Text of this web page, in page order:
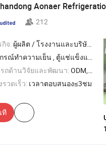
Aonaer
212
จ: ผู้ผลิต / โรงงานและบริษัทผู้ค้า
ความเย็น , ตู้แช่แข็งแบบ IQF , ตู้แช่แข็งแบบเกลียว , ห้องเย็น , ประตูห้องเย็น
ถด้านวิจัยและพัฒนา:ODM,OEM
วดเร็ว: เวลาตอบสนอง≤3ชม
ที